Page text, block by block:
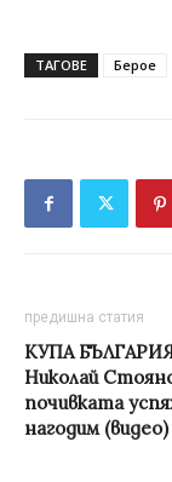
ТАГОВЕ Берое
предишна статия
КУПА
Николай
почивката
нагодим (видео)